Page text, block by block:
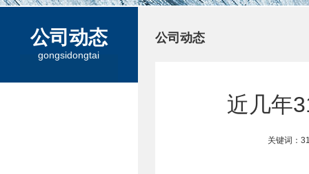
公司动态
gongsidongtai
公司动态
近几年
关键词：